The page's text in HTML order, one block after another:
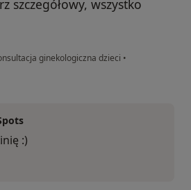
szczegółowy, wszystko
ginekologiczna dzieci •
:)